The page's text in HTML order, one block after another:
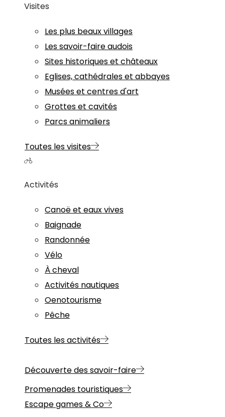
Visites
Les plus beaux villages
Les savoir-faire audois
Sites historiques et châteaux
Eglises, cathédrales et abbayes
Musées et centres d'art
Grottes et cavités
Parcs animaliers
Toutes les visites
Activités
Canoë et eaux vives
Baignade
Randonnée
Vélo
À cheval
Activités nautiques
Oenotourisme
Pêche
Toutes les activités
Découverte des savoir-faire
Promenades touristiques
Escape games & Co